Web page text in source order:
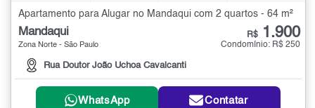
Apartamento para Alugar no Mandaqui com 2 quartos - 64 m²
Mandaqui
Zona Norte - São Paulo
Rua Doutor João Uchoa Cavalcanti
R$ 1.900
Condomínio: R$ 250
WhatsApp Contatar